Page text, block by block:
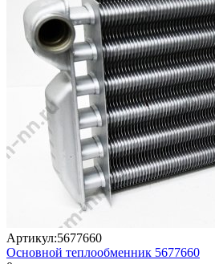
Артикул:5677660
Основной теплообменник 5677660